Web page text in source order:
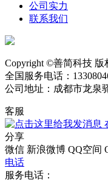
公司实力
联系我们
Copyright ©善简科技 版
全国服务电话：
公司地址：成都市龙泉
客服
分享
微信 新浪微博 QQ空间
电话
服务电话：